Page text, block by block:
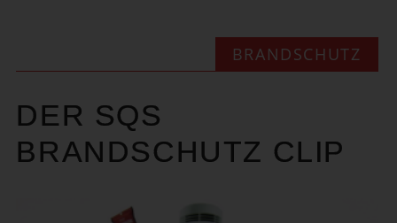
BRANDSCHUTZ
DER SQS
BRANDSCHUTZ CLIP